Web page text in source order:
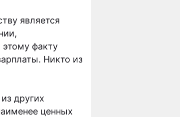
является
факту
Никто из
других
ценных